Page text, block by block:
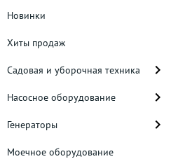
Новинки
Хиты продаж
Садовая и уборочная техника
Насосное оборудование
Генераторы
Моечное оборудование